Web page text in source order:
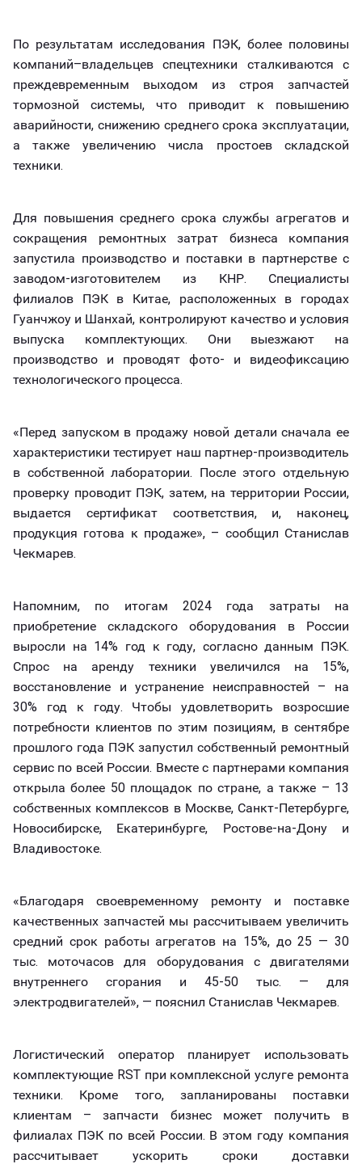
По результатам исследования ПЭК, более половины
компаний–владельцев спецтехники сталкиваются с
преждевременным выходом из строя запчастей
тормозной системы, что приводит к повышению
аварийности, снижению среднего срока эксплуатации,
а также увеличению числа простоев складской
техники.
Для повышения среднего срока службы агрегатов и
сокращения ремонтных затрат бизнеса компания
запустила производство и поставки в партнерстве с
заводом-изготовителем из КНР. Специалисты
филиалов ПЭК в Китае, расположенных в городах
Гуанчжоу и Шанхай, контролируют качество и условия
выпуска комплектующих. Они выезжают на
производство и проводят фото- и видеофиксацию
технологического процесса.
«Перед запуском в продажу новой детали сначала ее
характеристики тестирует наш партнер-производитель
в собственной лаборатории. После этого отдельную
проверку проводит ПЭК, затем, на территории России,
выдается сертификат соответствия, и, наконец,
продукция готова к продаже», – сообщил Станислав
Чекмарев.
Напомним, по итогам 2024 года затраты на
приобретение складского оборудования в России
выросли на 14% год к году, согласно данным ПЭК.
Спрос на аренду техники увеличился на 15%,
восстановление и устранение неисправностей – на
30% год к году. Чтобы удовлетворить возросшие
потребности клиентов по этим позициям, в сентябре
прошлого года ПЭК запустил собственный ремонтный
сервис по всей России. Вместе с партнерами компания
открыла более 50 площадок по стране, а также – 13
собственных комплексов в Москве, Санкт-Петербурге,
Новосибирске, Екатеринбурге, Ростове-на-Дону и
Владивостоке.
«Благодаря своевременному ремонту и поставке
качественных запчастей мы рассчитываем увеличить
средний срок работы агрегатов на 15%, до 25 — 30
тыс. моточасов для оборудования с двигателями
внутреннего сгорания и 45-50 тыс. — для
электродвигателей», — пояснил Станислав Чекмарев.
Логистический оператор планирует использовать
комплектующие RST при комплексной услуге ремонта
техники. Кроме того, запланированы поставки
клиентам – запчасти бизнес может получить в
филиалах ПЭК по всей России. В этом году компания
рассчитывает ускорить сроки доставки